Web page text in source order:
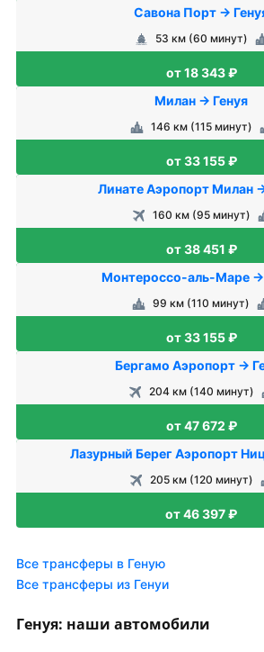
Савона Порт →
53 км (60 минут)
от 18 343 ₽
Милан → Генуя
146 км (115 минут)
от 33 155 ₽
Линате Аэропорт Милан
160 км (95 минут)
от 38 451 ₽
Монтероссо-аль-Маре →
99 км (110 минут)
от 33 155 ₽
Бергамо Аэропорт →
204 км (140 минут)
от 47 672 ₽
Лазурный Берег Аэропорт
205 км (120 минут)
от 46 397 ₽
Все трансферы в Геную
Все трансферы из Генуи
Генуя: наши автомобили